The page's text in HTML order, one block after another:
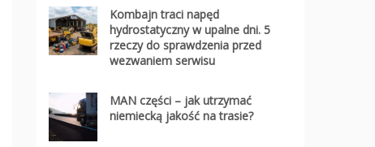
Kombajn traci napęd
hydrostatyczny w upalne dni. 5
rzeczy do sprawdzenia przed
wezwaniem serwisu
MAN części – jak utrzymać
niemiecką jakość na trasie?